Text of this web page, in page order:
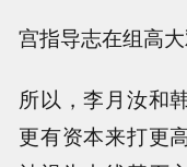
宫指导志在组高
所以，李月汝和
更有资本来打更